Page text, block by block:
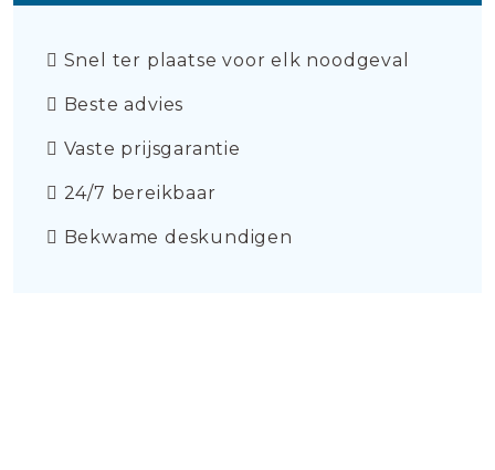
Snel ter plaatse voor elk noodgeval
Beste advies
Vaste prijsgarantie
24/7 bereikbaar
Bekwame deskundigen